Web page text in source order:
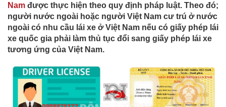
Nam được thực hiện theo quy định pháp luật. Theo đó;
người nước ngoài hoặc người Việt Nam cư trú ở nước
ngoài có nhu cầu lái xe ở Việt Nam nếu có giấy phép lái
xe quốc gia phải làm thủ tục đổi sang giấy phép lái xe
tương ứng của Việt Nam.